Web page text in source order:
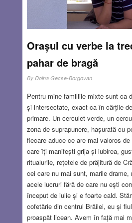
Orașul cu verbe la
pahar de bragă
By Doina Gecse-Borgovan
Pentru mine familiile mixte sunt ca
și intersectate, exact ca în cărțile
primare. Un cerculet verde, un
zona de suprapunere, hașurată cu
fiecare aduce ce are mai valoros
care îți manifești grija și iubirea,
ritualurile, rețetele de prăjitură de
cei care nu mai sunt, marile drame,
acele lucruri fără de care nu ești
început de iulie și e foarte cald.
cofetărie din centrul Brăilei, eu și
proaspăt licean. Avem în față mai